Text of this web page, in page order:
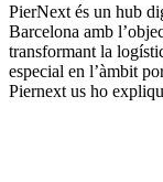
PierNext és un hub
Barcelona amb
transformant la
especial en l’àmbit
Piernext us ho